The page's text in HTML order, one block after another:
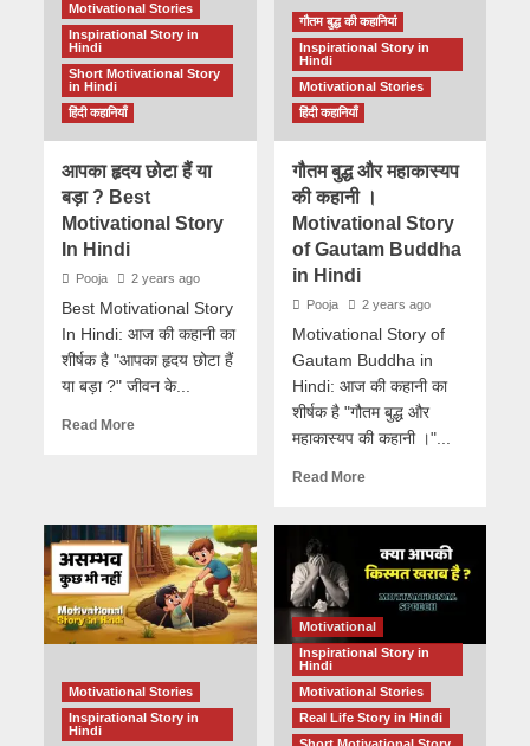
Motivational Stories
Inspirational Story in
Hindi
Short Motivational Story
in Hindi
हिंदी कहानियाँ
आपका हृदय छोटा हैं या
बड़ा ? Best
Motivational Story
In Hindi
Pooja 2 years ago
Best Motivational Story
In Hindi: आज की कहानी का
शीर्षक है "आपका हृदय छोटा हैं
या बड़ा ?" जीवन के...
Read More
गौतम बुद्ध की कहानियां
Inspirational Story in
Hindi
Motivational Stories
हिंदी कहानियाँ
गौतम बुद्ध और महाकास्यप
की कहानी ।
Motivational Story
of Gautam Buddha
in Hindi
Pooja 2 years ago
Motivational Story of
Gautam Buddha in
Hindi: आज की कहानी का
शीर्षक है "गौतम बुद्ध और
महाकास्यप की कहानी ।"...
Read More
Motivational Stories
Inspirational Story in
Hindi
Motivational
Inspirational Story in
Hindi
Motivational Stories
Real Life Story in Hindi